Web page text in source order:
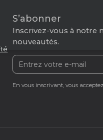
S’abonner
Inscrivez-vous à notre
nouveautés.
En vous inscrivant, vous